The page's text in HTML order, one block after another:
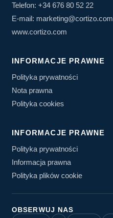
Telefon: +34 676 80 52 22
E-mail: marketing@cortizo.com
www.cortizo.com
INFORMACJE PRAWNE
Polityka prywatności
Nota prawna
Polityka cookies
INFORMACJE PRAWNE
Polityka prywatności
Informacja prawna
Polityka plików cookie
OBSERWUJ NAS